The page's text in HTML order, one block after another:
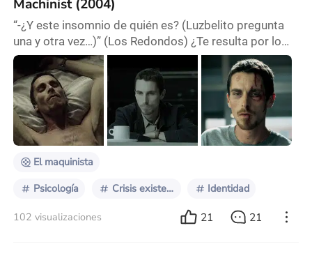
Machinist (2004)
“-¿Y este insomnio de quién es? (Luzbelito pregunta
una y otra vez…)” (Los Redondos) ¿Te resulta por lo
menos llamativa la naturalidad con la que algunos
medios titulan -por ejemplo- “incidentes” en lugar de
“represión”? Hablemos de narrativas. Para la literatura
la narrativa consiste en la capacidad de contar
historias a través de un relato estructurado. Se trata
de una forma de organizar los hec
El maquinista
Psicología Crisis existencial Identidad
102 visualizaciones 21 21